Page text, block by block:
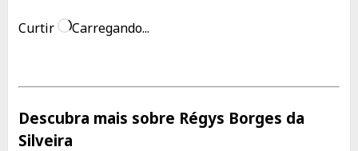
Curtir Carregando...
Descubra mais sobre Régys Borges da
Silveira